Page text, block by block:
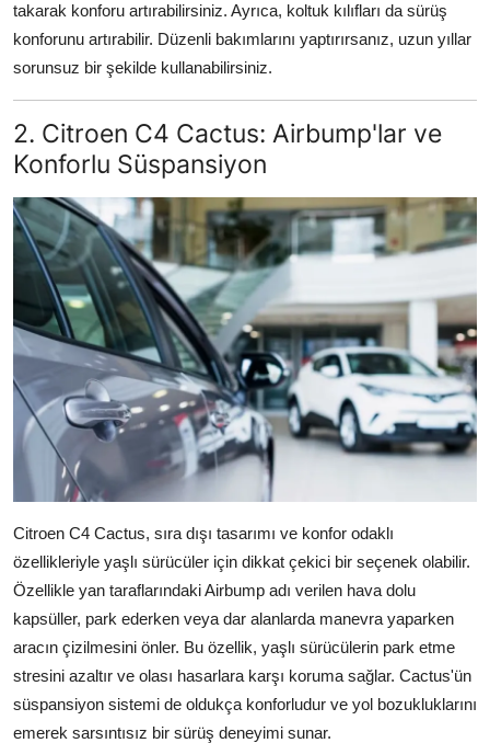
takarak konforu artırabilirsiniz. Ayrıca, koltuk kılıfları da sürüş
konforunu artırabilir. Düzenli bakımlarını yaptırırsanız, uzun yıllar
sorunsuz bir şekilde kullanabilirsiniz.
2. Citroen C4 Cactus: Airbump'lar ve
Konforlu Süspansiyon
Citroen C4 Cactus, sıra dışı tasarımı ve konfor odaklı
özellikleriyle yaşlı sürücüler için dikkat çekici bir seçenek olabilir.
Özellikle yan taraflarındaki Airbump adı verilen hava dolu
kapsüller, park ederken veya dar alanlarda manevra yaparken
aracın çizilmesini önler. Bu özellik, yaşlı sürücülerin park etme
stresini azaltır ve olası hasarlara karşı koruma sağlar. Cactus'ün
süspansiyon sistemi de oldukça konforludur ve yol bozukluklarını
emerek sarsıntısız bir sürüş deneyimi sunar.